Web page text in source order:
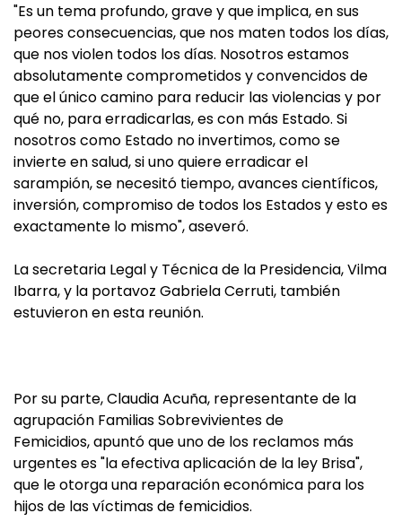
"Es un tema profundo, grave y que implica, en sus
peores consecuencias, que nos maten todos los días,
que nos violen todos los días. Nosotros estamos
absolutamente comprometidos y convencidos de
que el único camino para reducir las violencias y por
qué no, para erradicarlas, es con más Estado. Si
nosotros como Estado no invertimos, como se
invierte en salud, si uno quiere erradicar el
sarampión, se necesitó tiempo, avances científicos,
inversión, compromiso de todos los Estados y esto es
exactamente lo mismo", aseveró.
La secretaria Legal y Técnica de la Presidencia, Vilma
Ibarra, y la portavoz Gabriela Cerruti, también
estuvieron en esta reunión.
Por su parte, Claudia Acuña, representante de la
agrupación Familias Sobrevivientes de
Femicidios, apuntó que uno de los reclamos más
urgentes es "la efectiva aplicación de la ley Brisa",
que le otorga una reparación económica para los
hijos de las víctimas de femicidios.